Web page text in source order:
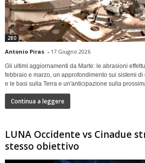
280
Antonio Piras - 17 Giugno 2026
Gli ultimi aggiornamenti da Marte: le abrasioni
febbraio e marzo, un approfondimento sui sistemi
e le basi sulla Terra e un'anticipazione sulla
Continua a leggere
LUNA Occidente vs Cinadue
stesso obiettivo